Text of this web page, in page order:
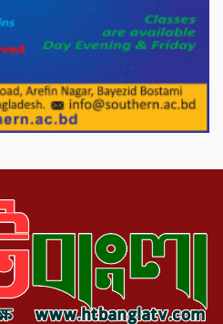
চিকিৎসা সেবায় বীর মুক্তিযোদ্ধা দবির
দহগ্রাম ইউনিয়নের প্রধান সড়ক
বিছিন্ন